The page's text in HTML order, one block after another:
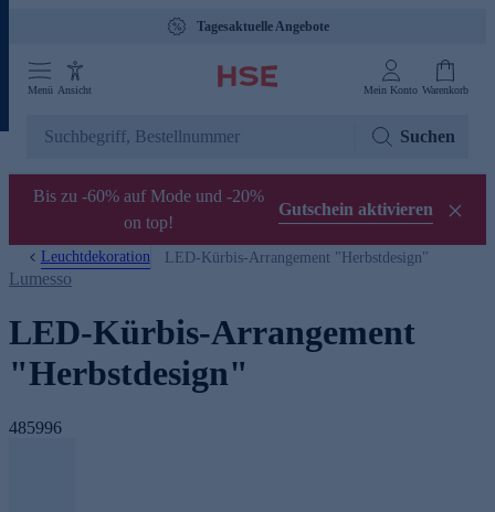
Tagesaktuelle Angebote
Menü Ansicht Mein Konto Warenkorb
Suchen
Bis zu -60% auf Mode und -20%
on top!
Gutschein aktivieren
Leuchtdekoration LED-Kürbis-Arrangement "Herbstdesign"
Lumesso
LED-Kürbis-Arrangement
"Herbstdesign"
485996